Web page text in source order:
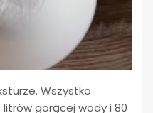
Wszystko
litrów gorącej wody i 80